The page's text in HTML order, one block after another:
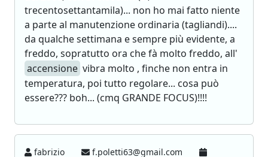
trecentosettantamila)... non ho mai fatto niente
a parte al manutenzione ordinaria (tagliandi)....
da qualche settimana e sempre più evidente, a
freddo, sopratutto ora che fà molto freddo, all'
accensione vibra molto , finche non entra in
temperatura, poi tutto regolare... cosa può
essere??? boh... (cmq GRANDE FOCUS)!!!!
fabrizio f.poletti63@gmail.com